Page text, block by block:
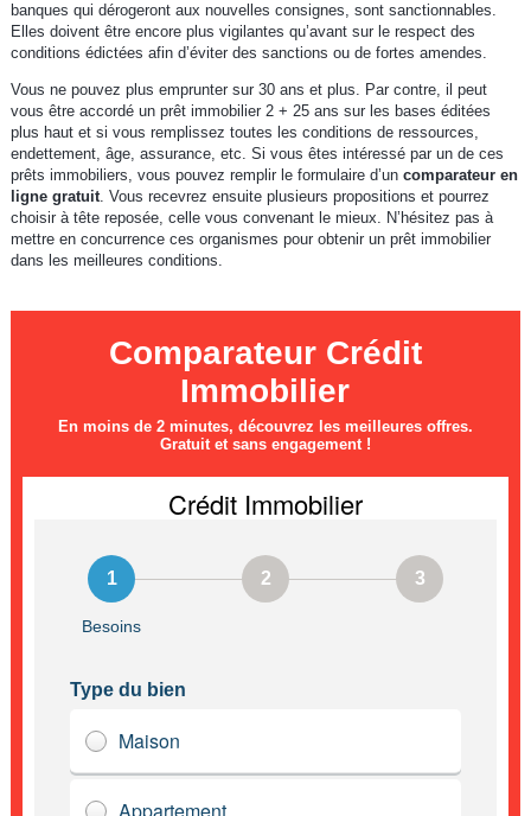
banques qui dérogeront aux nouvelles consignes, sont sanctionnables.
Elles doivent être encore plus vigilantes qu’avant sur le respect des
conditions édictées afin d’éviter des sanctions ou de fortes amendes.
Vous ne pouvez plus emprunter sur 30 ans et plus. Par contre, il peut
vous être accordé un prêt immobilier 2 + 25 ans sur les bases éditées
plus haut et si vous remplissez toutes les conditions de ressources,
endettement, âge, assurance, etc. Si vous êtes intéressé par un de ces
prêts immobiliers, vous pouvez remplir le formulaire d’un comparateur en
ligne gratuit. Vous recevrez ensuite plusieurs propositions et pourrez
choisir à tête reposée, celle vous convenant le mieux. N’hésitez pas à
mettre en concurrence ces organismes pour obtenir un prêt immobilier
dans les meilleures conditions.
Comparateur Crédit
Immobilier
En moins de 2 minutes, découvrez les meilleures offres.
Gratuit et sans engagement !